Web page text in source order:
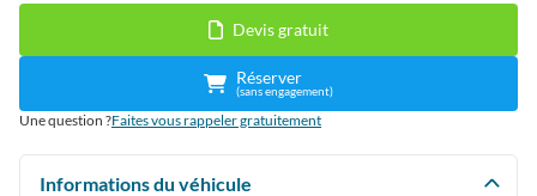
Devis gratuit
Réserver
(sans engagement)
Une question ?Faites vous rappeler gratuitement
Informations du véhicule